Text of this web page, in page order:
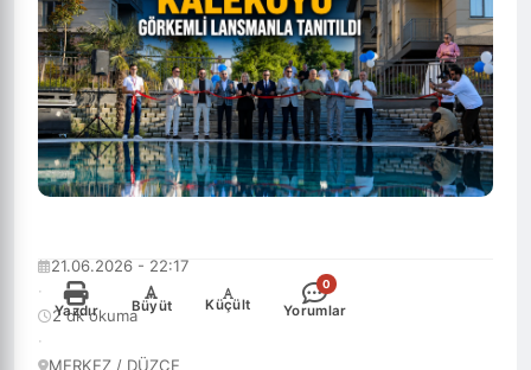
21.06.2026 - 22:17
·
2 dk okuma
·
MERKEZ / DÜZCE
Yazdır
+
Büyüt
-
Küçült
0
Yorumlar